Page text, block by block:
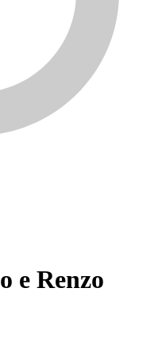
e Renzo